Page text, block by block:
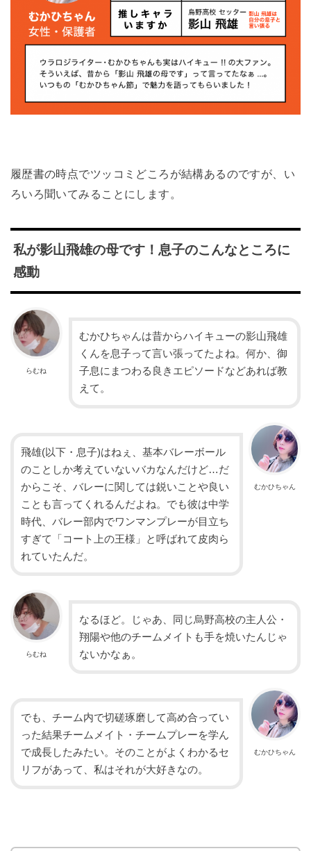
履歴書の時点でツッコミどころが結構あるのですが、い
ろいろ聞いてみることにします。
私が影山飛雄の母です！息子のこんなところに
感動
らむね
むかひちゃんは昔からハイキューの影山飛雄
くんを息子って言い張ってたよね。何か、御
子息にまつわる良きエピソードなどあれば教
えて。
むかひちゃん
飛雄(以下・息子)はねぇ、基本バレーボール
のことしか考えていないバカなんだけど…だ
からこそ、バレーに関しては鋭いことや良い
ことも言ってくれるんだよね。でも彼は中学
時代、バレー部内でワンマンプレーが目立ち
すぎて「コート上の王様」と呼ばれて皮肉ら
れていたんだ。
らむね
なるほど。じゃあ、同じ烏野高校の主人公・
翔陽や他のチームメイトも手を焼いたんじゃ
ないかなぁ。
むかひちゃん
でも、チーム内で切磋琢磨して高め合ってい
った結果チームメイト・チームプレーを学ん
で成長したみたい。そのことがよくわかるセ
リフがあって、私はそれが大好きなの。